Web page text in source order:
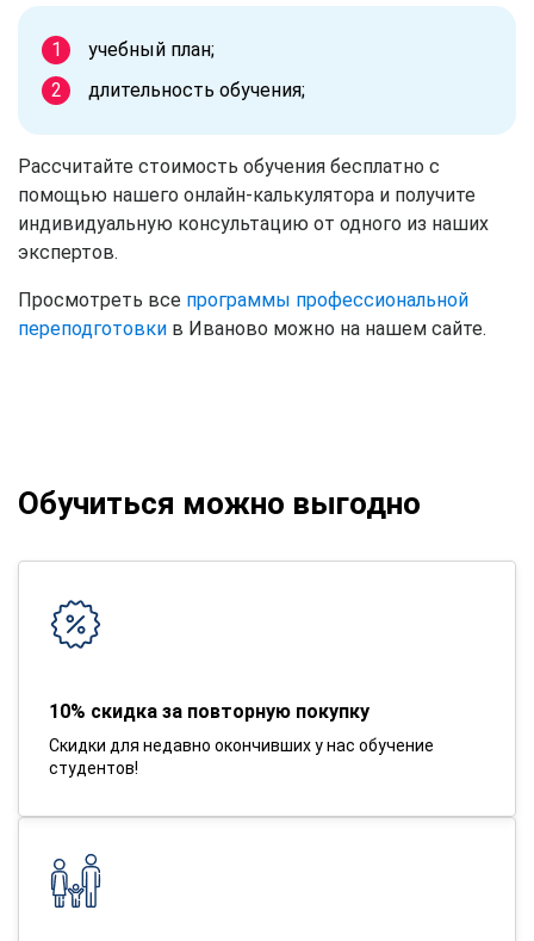
учебный план;
длительность обучения;
Рассчитайте стоимость обучения бесплатно с
помощью нашего онлайн-калькулятора и получите
индивидуальную консультацию от одного из наших
экспертов.
Просмотреть все программы профессиональной
переподготовки в Иваново можно на нашем сайте.
Обучиться можно выгодно
10% скидка за повторную покупку
Скидки для недавно окончивших у нас обучение
студентов!